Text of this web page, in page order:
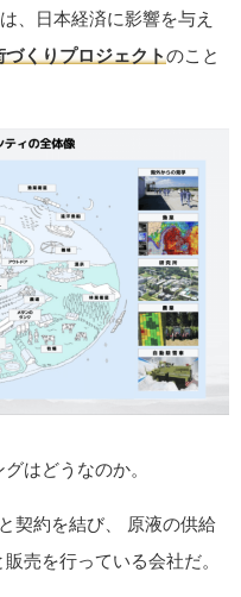
、日本経済に影響を与え
づくりプロジェクト のこと
はどうなのか。
契約を結び、 原液の供給
売を行っている会社だ。